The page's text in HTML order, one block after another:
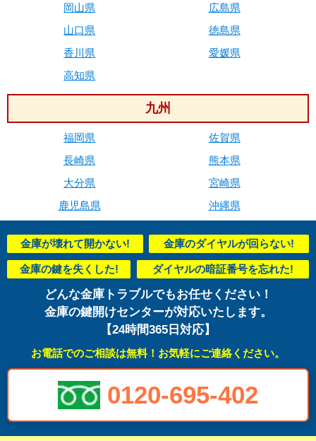
岡山県
広島県
山口県
徳島県
香川県
愛媛県
高知県
九州
福岡県
佐賀県
長崎県
熊本県
大分県
宮崎県
鹿児島県
沖縄県
金庫が壊れて開かない! 金庫のダイヤルが回らない!
金庫の鍵を失くした! ダイヤルの暗証番号を忘れた!
どんな金庫トラブルでもお任せください！
金庫の鍵開けセンターが対応いたします。
【24時間365日対応】
お電話でのご相談は無料！お気軽にご連絡ください。
0120-695-402